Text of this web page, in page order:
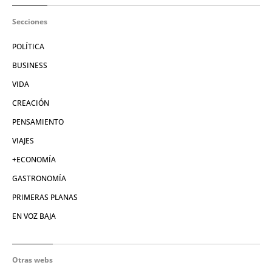
Secciones
POLÍTICA
BUSINESS
VIDA
CREACIÓN
PENSAMIENTO
VIAJES
+ECONOMÍA
GASTRONOMÍA
PRIMERAS PLANAS
EN VOZ BAJA
Otras webs